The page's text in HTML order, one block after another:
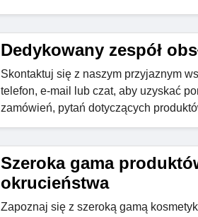
Dedykowany zespół
Skontaktuj się z naszym przyjaznym
telefon, e-mail lub czat, aby uzyskać
zamówień, pytań dotyczących
Szeroka gama
okrucieństwa
Zapoznaj się z szeroką gamą